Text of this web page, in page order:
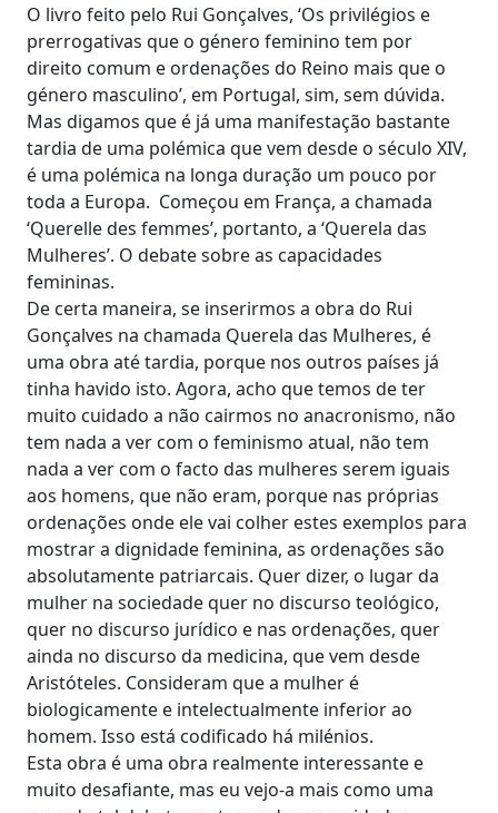
O livro feito pelo Rui Gonçalves, ‘Os privilégios e
prerrogativas que o género feminino tem por
direito comum e ordenações do Reino mais que o
género masculino’, em Portugal, sim, sem dúvida.
Mas digamos que é já uma manifestação bastante
tardia de uma polémica que vem desde o século XIV,
é uma polémica na longa duração um pouco por
toda a Europa. Começou em França, a chamada
‘Querelle des femmes’, portanto, a ‘Querela das
Mulheres’. O debate sobre as capacidades
femininas.
De certa maneira, se inserirmos a obra do Rui
Gonçalves na chamada Querela das Mulheres, é
uma obra até tardia, porque nos outros países já
tinha havido isto. Agora, acho que temos de ter
muito cuidado a não cairmos no anacronismo, não
tem nada a ver com o feminismo atual, não tem
nada a ver com o facto das mulheres serem iguais
aos homens, que não eram, porque nas próprias
ordenações onde ele vai colher estes exemplos para
mostrar a dignidade feminina, as ordenações são
absolutamente patriarcais. Quer dizer, o lugar da
mulher na sociedade quer no discurso teológico,
quer no discurso jurídico e nas ordenações, quer
ainda no discurso da medicina, que vem desde
Aristóteles. Consideram que a mulher é
biologicamente e intelectualmente inferior ao
homem. Isso está codificado há milénios.
Esta obra é uma obra realmente interessante e
muito desafiante, mas eu vejo-a mais como uma